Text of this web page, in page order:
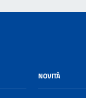
NOVITÀ